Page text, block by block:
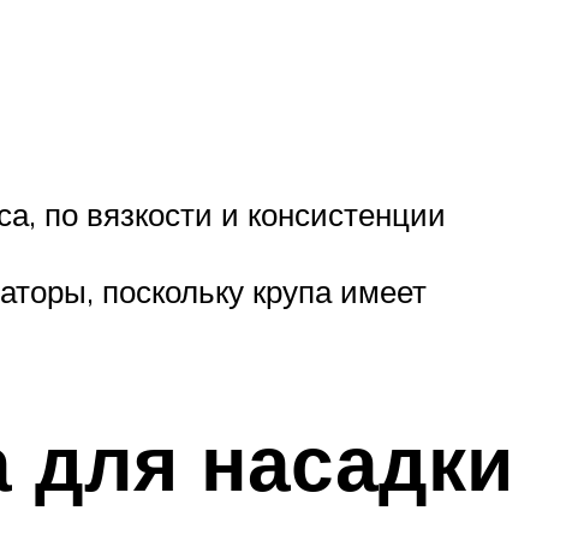
по вязкости и консистенции
поскольку крупа имеет
для насадки